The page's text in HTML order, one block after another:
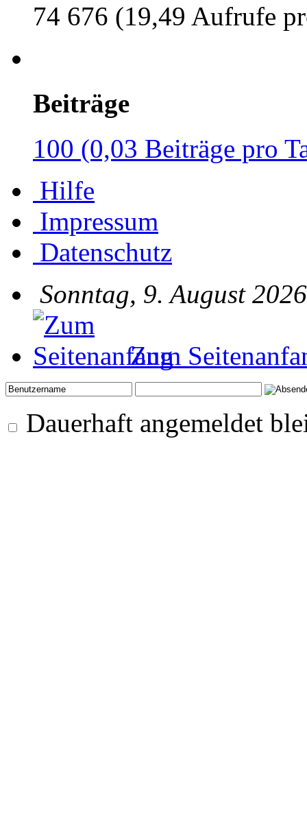
74 676 (19,49 Aufrufe
Beiträge
100 (0,03 Beiträge pro
Hilfe
Impressum
Datenschutz
Sonntag, 9. August
Zum
Dauerhaft angemeldet